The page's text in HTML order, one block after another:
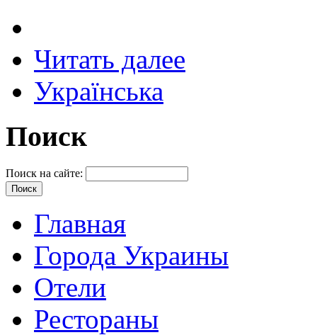
Читать далее
Українська
Поиск
Поиск на сайте:
Главная
Города Украины
Отели
Рестораны